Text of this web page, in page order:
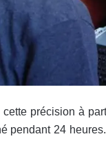
cette précision à
pendant 24